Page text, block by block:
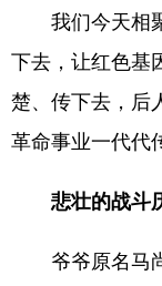
我们今天相
下去，让红色基
楚、传下去，后
革命事业一代代
悲壮的战斗
爷爷原名马